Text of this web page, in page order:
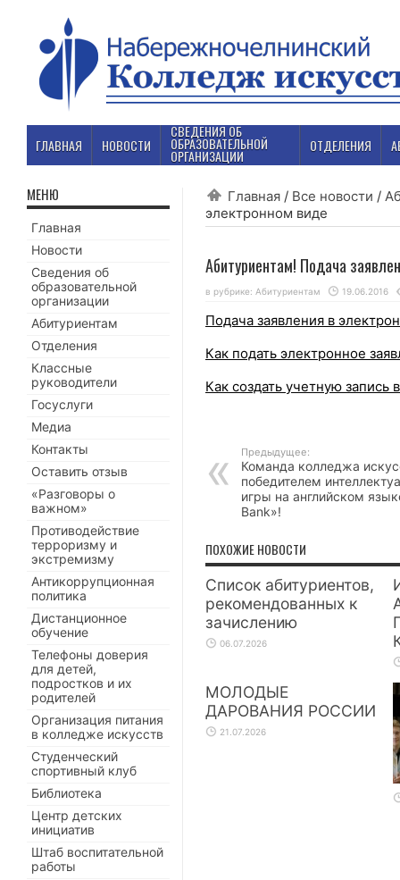
ГЛАВНАЯ НОВОСТИ
СВЕДЕНИЯ ОБ
ОБРАЗОВАТЕЛЬНОЙ
ОРГАНИЗАЦИИ
ОТДЕЛЕНИЯ
Главная / Все новости /
электронном виде
Абитуриентам! Подача
в рубрике: Абитуриентам 19.06.2016
Подача заявления в
Как подать электронное
Как создать учетную запись
Предыдущее:
Команда колледжа
победителем
игры на английском
Bank»!
ПОХОЖИЕ НОВОСТИ
Список абитуриентов,
рекомендованных к
зачислению
06.07.2026
МОЛОДЫЕ
ДАРОВАНИЯ РОССИИ
21.07.2026
МЕНЮ
Главная
Новости
Сведения об
образовательной
организации
Абитуриентам
Отделения
Классные
руководители
Госуслуги
Медиа
Контакты
Оставить отзыв
«Разговоры о
важном»
Противодействие
терроризму и
экстремизму
Антикоррупционная
политика
Дистанционное
обучение
Телефоны доверия
для детей,
подростков и их
родителей
Организация питания
в колледже искусств
Студенческий
спортивный клуб
Библиотека
Центр детских
инициатив
Штаб воспитательной
работы